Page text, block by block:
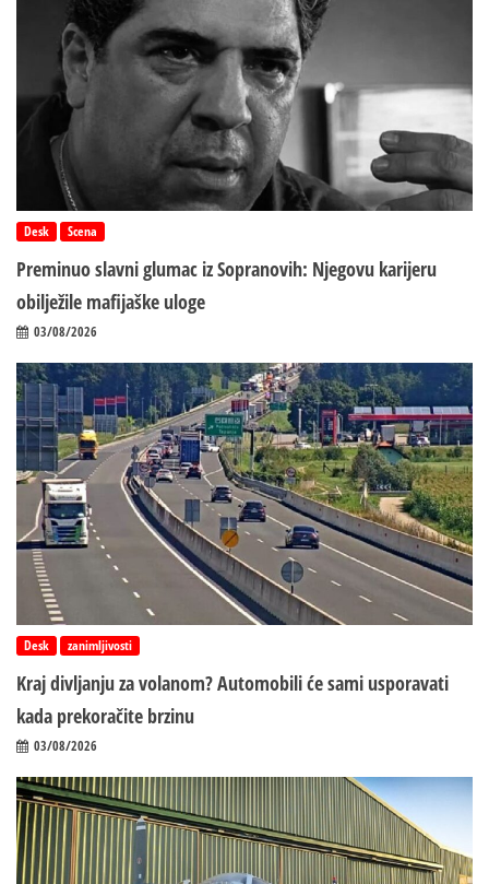
Desk Scena
Preminuo slavni glumac iz Sopranovih: Njegovu karijeru
obilježile mafijaške uloge
03/08/2026
Desk zanimljivosti
Kraj divljanju za volanom? Automobili će sami usporavati
kada prekoračite brzinu
03/08/2026